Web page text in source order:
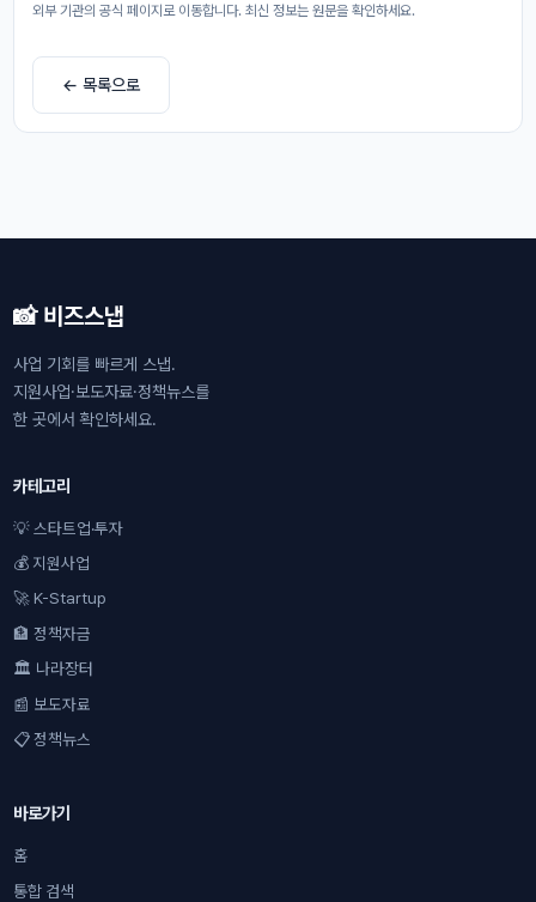
외부 기관의 공식 페이지로 이동합니다. 최신 정보는 원문을 확인하세요.
← 목록으로
📸 비즈스냅
사업 기회를 빠르게 스냅.
지원사업·보도자료·정책뉴스를
한 곳에서 확인하세요.
카테고리
💡 스타트업·투자
💰 지원사업
🚀 K-Startup
🏦 정책자금
🏛 나라장터
📰 보도자료
📋 정책뉴스
바로가기
홈
통합 검색